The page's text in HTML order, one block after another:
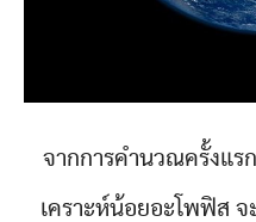
จากการคำนวณครั้งแร
เคราะห์น้อยอะโพฟิส